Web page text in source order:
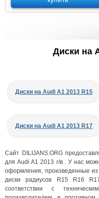
Диски на
Диски на Audi A1 2013 R15
Диски на Audi A1 2013 R17
Сайт DILIJANS.ORG
для Audi A1 2013 г/в . У нас
оформления, произведенные
диски радиусов R15 R16
соответствии с